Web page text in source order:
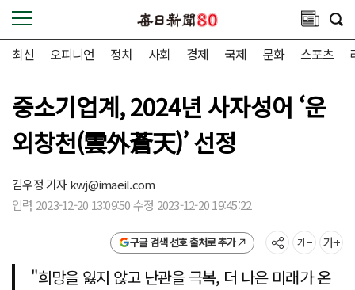
최신 오피니언 정치 사회 경제 국제 문화 스포츠
중소기업계, 2024년 사자성어 ‘운
외창천(雲外蒼天)’ 선정
김우정 기자kwj@imaeil.com
입력 2023-12-20 13:09:50 수정 2023-12-20 19:45:22
구글 검색 선호 출처로 추가
"희망을 잃지 않고 난관을 극복, 더 나은 미래가 온